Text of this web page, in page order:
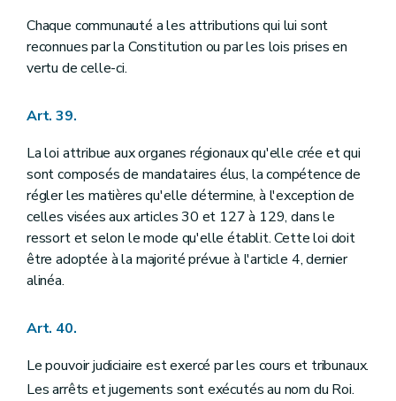
Chaque communauté a les attributions qui lui sont
reconnues par la Constitution ou par les lois prises en
vertu de celle-ci.
Art. 39.
La loi attribue aux organes régionaux qu'elle crée et qui
sont composés de mandataires élus, la compétence de
régler les matières qu'elle détermine, à l'exception de
celles visées aux articles 30 et 127 à 129, dans le
ressort et selon le mode qu'elle établit. Cette loi doit
être adoptée à la majorité prévue à l'article 4, dernier
alinéa.
Art. 40.
Le pouvoir judiciaire est exercé par les cours et tribunaux.
Les arrêts et jugements sont exécutés au nom du Roi.